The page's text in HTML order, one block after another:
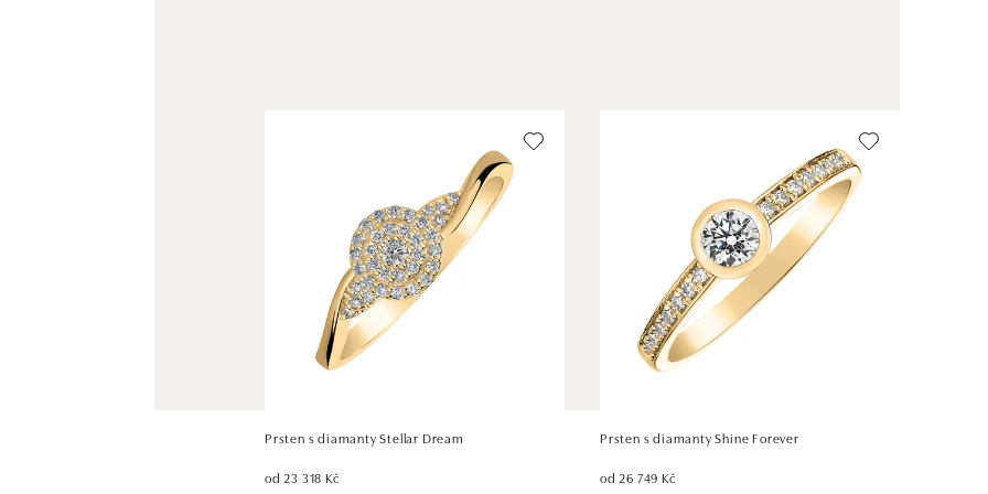
Prsten s diamanty Stellar Dream
od 23 318 Kč
Prsten s diamanty Shine Forever
od 26 749 Kč